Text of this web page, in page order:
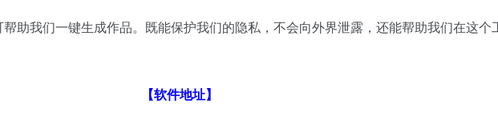
助我们一键生成作品。既能保护我们的隐私，不会向外界泄露，还能帮助我们在这个
【软件地址】